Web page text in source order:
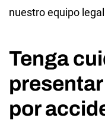
nuestro equipo
Tenga
por